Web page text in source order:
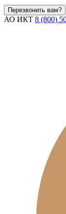
Перезвонить вам?
АО ИКТ 8 (800)